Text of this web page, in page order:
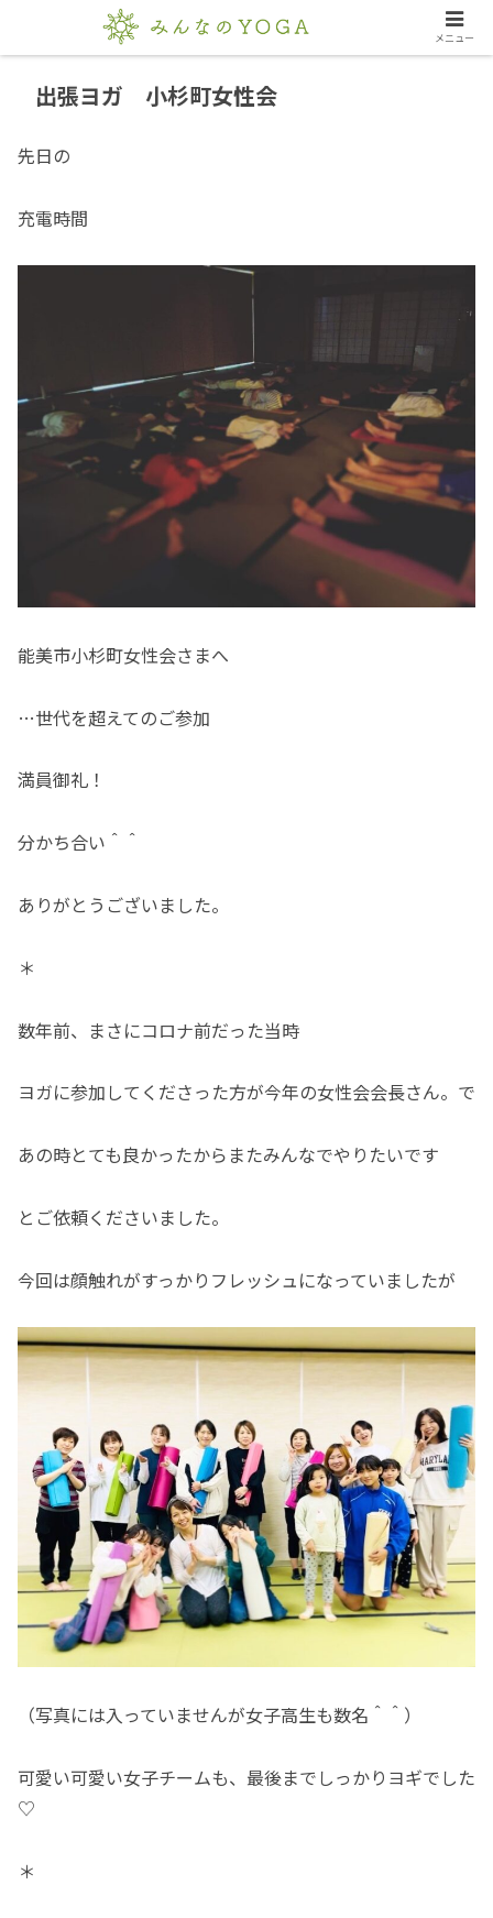
出張ヨガ 小杉町女性会
先日の
充電時間
能美市小杉町女性会さまへ
…世代を超えてのご参加
満員御礼！
分かち合い＾＾
ありがとうございました。
＊
数年前、まさにコロナ前だった当時
ヨガに参加してくださった方が今年の女性会会長さん。で
あの時とても良かったからまたみんなでやりたいです
とご依頼くださいました。
今回は顔触れがすっかりフレッシュになっていましたが
（写真には入っていませんが女子高生も数名＾＾）
可愛い可愛い女子チームも、最後までしっかりヨギでした
♡
＊
メニュー